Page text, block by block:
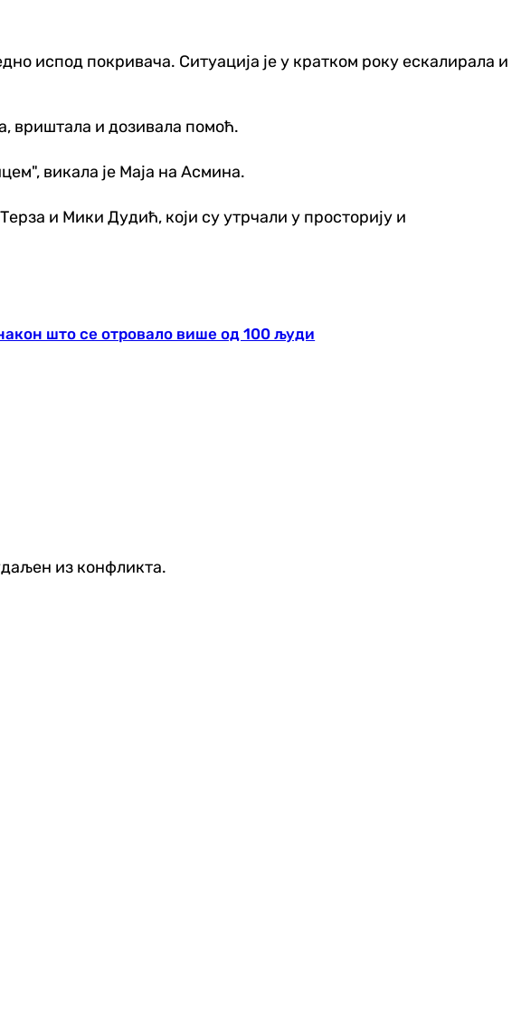
испод покривача. Ситуација је у кратком року ескалирала и
вриштала и дозивала помоћ.
викала је Маја на Асмина.
и Мики Дудић, који су утрчали у просторију и
што се отровало више од 100 људи
из конфликта.